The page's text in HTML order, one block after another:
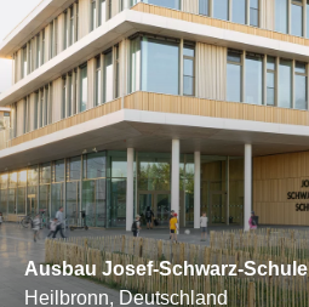
Ausbau Josef-Schwarz-Schule
Heilbronn, Deutschland